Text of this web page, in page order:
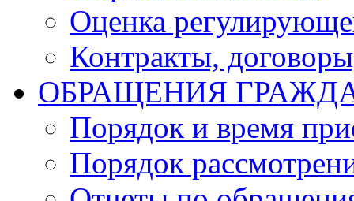
Оценка
Контракты,
ОБРАЩЕНИЯ
Порядок и время
Порядок